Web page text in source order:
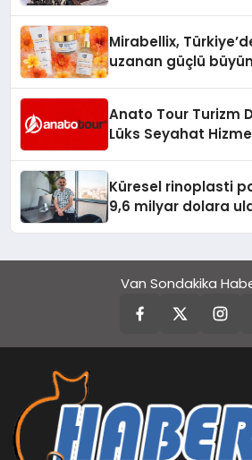
Mirabellix,
uzanan güçlü
Anato Tour Turizm
Lüks Seyahat
Küresel rinoplasti
9,6 milyar dolara
Van Sondakika